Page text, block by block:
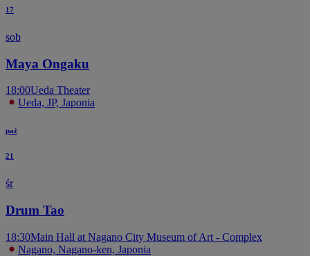
17
sob
Maya Ongaku
18:00Ueda Theater
Ueda, JP, Japonia
paź
21
śr
Drum Tao
18:30Main Hall at Nagano City Museum of Art - Complex
Nagano, Nagano-ken, Japonia